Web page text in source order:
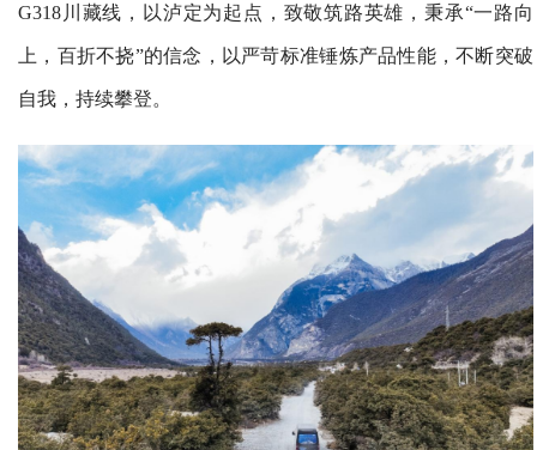
G318川藏线，以泸定为起点，致敬筑路英雄，秉承“一路向
上，百折不挠”的信念，以严苛标准锤炼产品性能，不断突破
自我，持续攀登。